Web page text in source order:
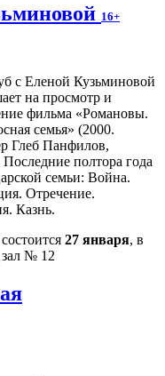
16+
с Еленой Кузьминовой
на просмотр и
фильма «Романовы.
семья» (2000.
Глеб Панфилов,
Последние полтора года
семьи: Война.
Отречение.
Казнь.
27 января, в
№ 12